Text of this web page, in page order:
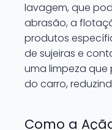
lavagem, que
abrasão, a
produtos
de sujeiras e
uma limpeza que
do carro,
Como a